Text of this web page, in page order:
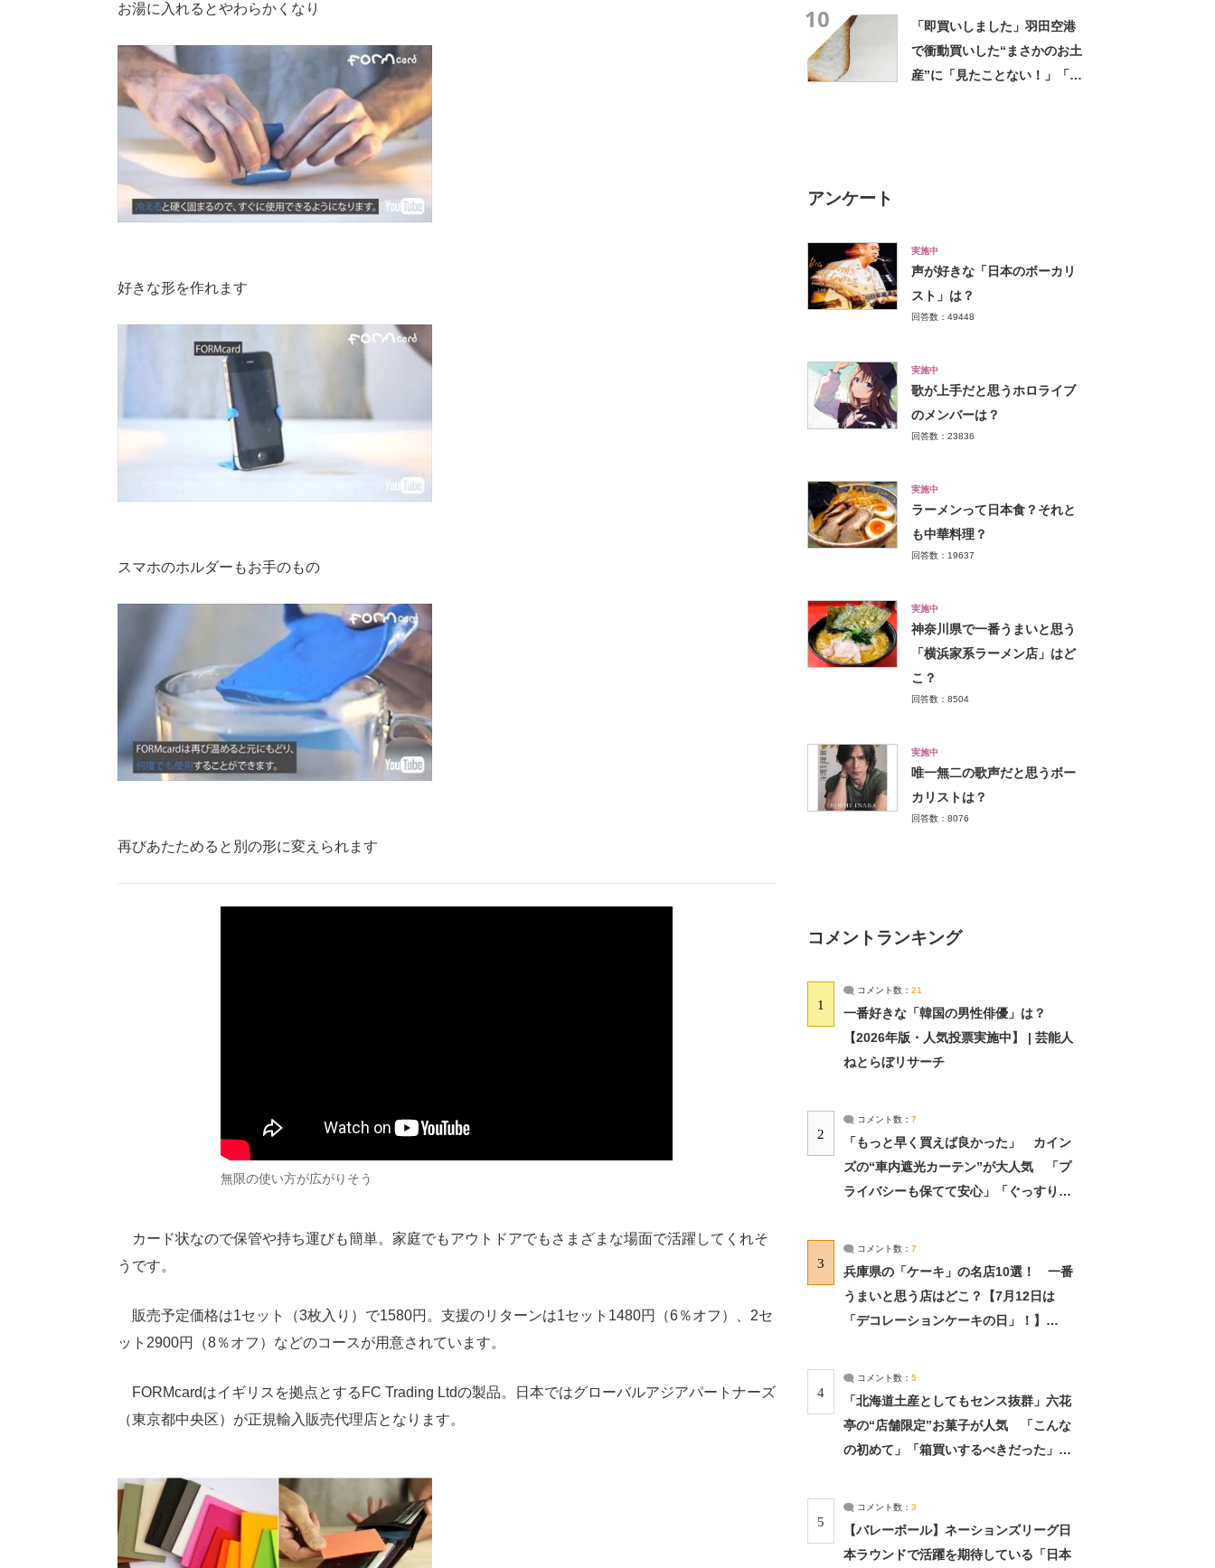
お湯に入れるとやわらかくなり
好きな形を作れます
スマホのホルダーもお手のもの
再びあたためると別の形に変えられます
無限の使い方が広がりそう
カード状なので保管や持ち運びも簡単。家庭でもアウトドアでもさまざまな場面で活躍してくれそ
うです。
販売予定価格は1セット（3枚入り）で1580円。支援のリターンは1セット1480円（6％オフ）、2セ
ット2900円（8％オフ）などのコースが用意されています。
FORMcardはイギリスを拠点とするFC Trading Ltdの製品。日本ではグローバルアジアパートナーズ
（東京都中央区）が正規輸入販売代理店となります。
10
「即買いしました」羽田空港
で衝動買いした“まさかのお土
産”に「見たことない！」「み
アンケート
実施中
声が好きな「日本のボーカリ
スト」は？
回答数：49448
実施中
歌が上手だと思うホロライブ
のメンバーは？
回答数：23836
実施中
ラーメンって日本食？それと
も中華料理？
回答数：19637
実施中
神奈川県で一番うまいと思う
「横浜家系ラーメン店」はど
こ？
回答数：8504
実施中
唯一無二の歌声だと思うボー
カリストは？
回答数：8076
コメントランキング
1
コメント数： 21
一番好きな「韓国の男性俳優」は？
【2026年版・人気投票実施中】 | 芸能人
ねとらぼリサーチ
2
コメント数： 7
「もっと早く買えば良かった」 カイン
ズの“車内遮光カーテン”が大人気 「プ
ライバシーも保てて安心」「ぐっすり眠
3
コメント数： 7
兵庫県の「ケーキ」の名店10選！ 一番
うまいと思う店はどこ？【7月12日は
「デコレーションケーキの日」！】
4
コメント数： 5
「北海道土産としてもセンス抜群」六花
亭の“店舗限定”お菓子が人気 「こんな
の初めて」「箱買いするべきだった」
5
コメント数： 3
【バレーボール】ネーションズリーグ日
本ラウンドで活躍を期待している「日本